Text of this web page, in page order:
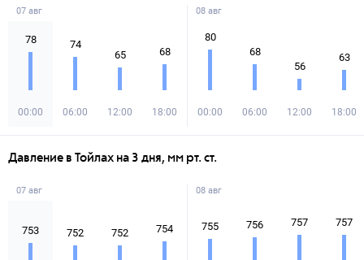
07 авг
78
00:00
74
06:00
65
12:00
68
18:00
08 авг
80
00:00
68
06:00
56
12:00
63
18:00
Давление в Тойлах на 3 дня, мм рт. ст.
07 авг
753 752 752 754
08 авг
755 756 757 757